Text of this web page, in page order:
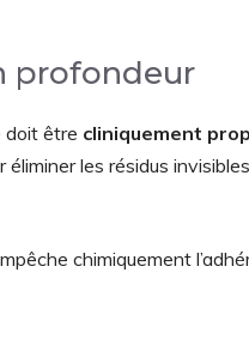
profondeur
doit être cliniquement
les résidus
chimiquement